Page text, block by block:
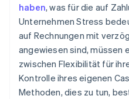
haben, was für die auf
Unternehmen Stress
auf Rechnungen mit
angewiesen sind, müssen
zwischen Flexibilität für
Kontrolle ihres eigenen
Methoden, dies zu tun,